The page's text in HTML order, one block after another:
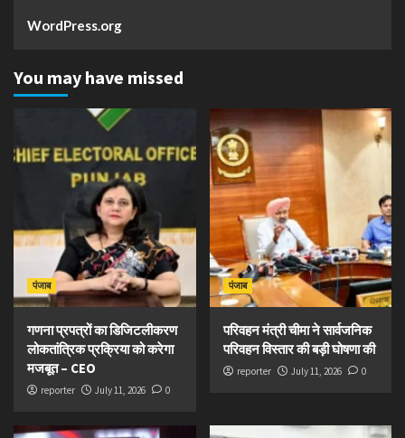
WordPress.org
You may have missed
पंजाब
गणना प्रपत्रों का डिजिटलीकरण
लोकतांत्रिक प्रक्रिया को करेगा
मजबूत – CEO
reporter July 11, 2026 0
पंजाब
परिवहन मंत्री चीमा ने सार्वजनिक
परिवहन विस्तार की बड़ी घोषणा की
reporter July 11, 2026 0